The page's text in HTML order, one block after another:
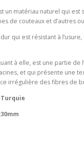
un matériau naturel qui est
de couteaux et d’autres
qui est résistant à l’usure,
à elle, est une partie de
et qui présente une
irrégulière des fibres de